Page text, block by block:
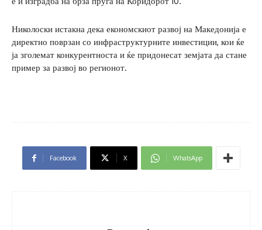
Николоски истакна дека економскиот развој на Македонија е
директно поврзан со инфраструктурните инвестиции, кои ќе
ја зголемат конкурентноста и ќе придонесат земјата да стане
пример за развој во регионот.
Facebook X WhatsApp